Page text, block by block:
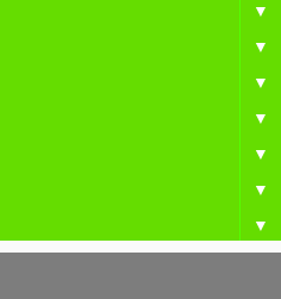
▼
▼
▼
▼
▼
▼
▼